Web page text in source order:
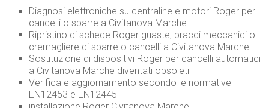
Diagnosi elettroniche su centraline e motori Roger per
cancelli o sbarre a Civitanova Marche
Ripristino di schede Roger guaste, bracci meccanici o
cremagliere di sbarre o cancelli a Civitanova Marche
Sostituzione di dispositivi Roger per cancelli automatici
a Civitanova Marche diventati obsoleti
Verifica e aggiornamento secondo le normative
EN12453 e EN12445